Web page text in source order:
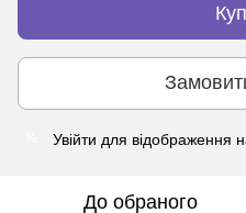
Увійти для відображення
До обраного